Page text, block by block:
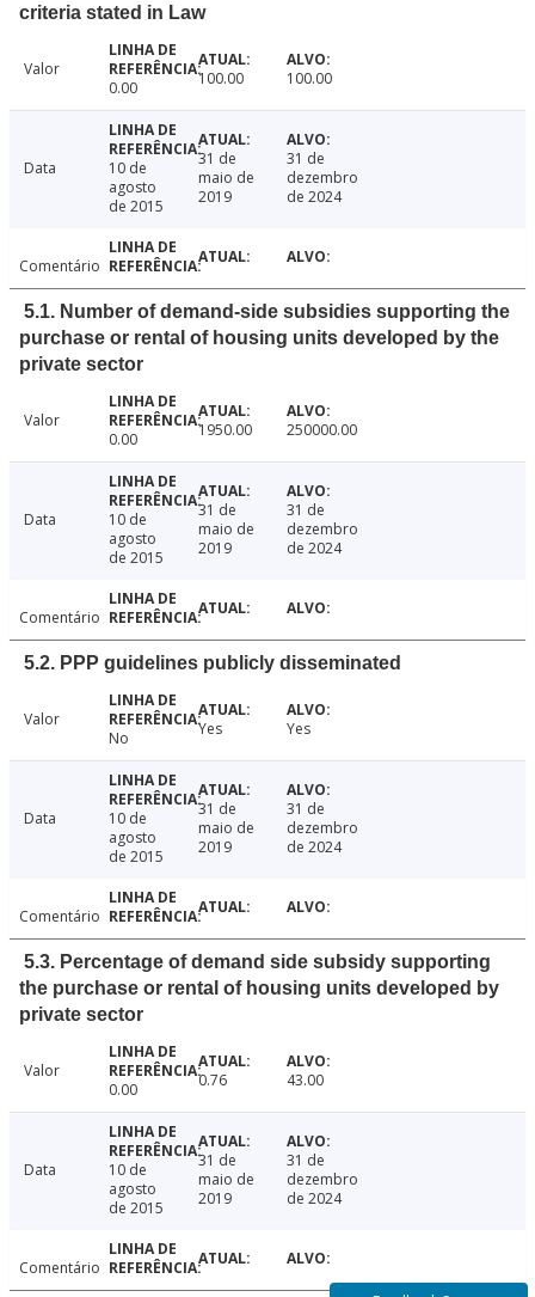
criteria stated in Law
Valor
0.00
100.00 100.00
Data
10 de
agosto
de 2015
31 de
maio de
2019
31 de
dezembro
de 2024
Comentário
5.1. Number of demand-side subsidies supporting the
purchase or rental of housing units developed by the
private sector
Valor
0.00
1950.00 250000.00
Data
10 de
agosto
de 2015
31 de
maio de
2019
31 de
dezembro
de 2024
Comentário
5.2. PPP guidelines publicly disseminated
Valor
No
Yes Yes
Data
10 de
agosto
de 2015
31 de
maio de
2019
31 de
dezembro
de 2024
Comentário
5.3. Percentage of demand side subsidy supporting
the purchase or rental of housing units developed by
private sector
Valor
0.00
0.76 43.00
Data
10 de
agosto
de 2015
31 de
maio de
2019
31 de
dezembro
de 2024
Comentário